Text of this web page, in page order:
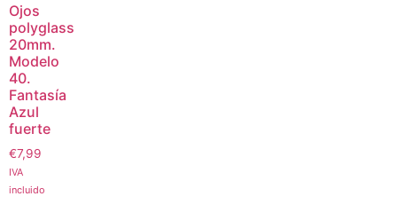
Ojos
polyglass
20mm.
Modelo
40.
Fantasía
Azul
fuerte
€7,99
IVA
incluido